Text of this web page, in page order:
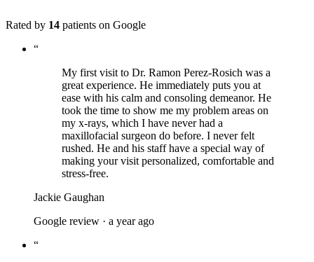
Rated by 14 patients on Google
“
My first visit to Dr. Ramon Perez-Rosich was a
great experience. He immediately puts you at
ease with his calm and consoling demeanor. He
took the time to show me my problem areas on
my x-rays, which I have never had a
maxillofacial surgeon do before. I never felt
rushed. He and his staff have a special way of
making your visit personalized, comfortable and
stress-free.
Jackie Gaughan
Google review · a year ago
“